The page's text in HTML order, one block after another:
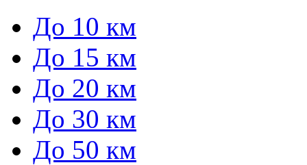
До 10 км
До 15 км
До 20 км
До 30 км
До 50 км